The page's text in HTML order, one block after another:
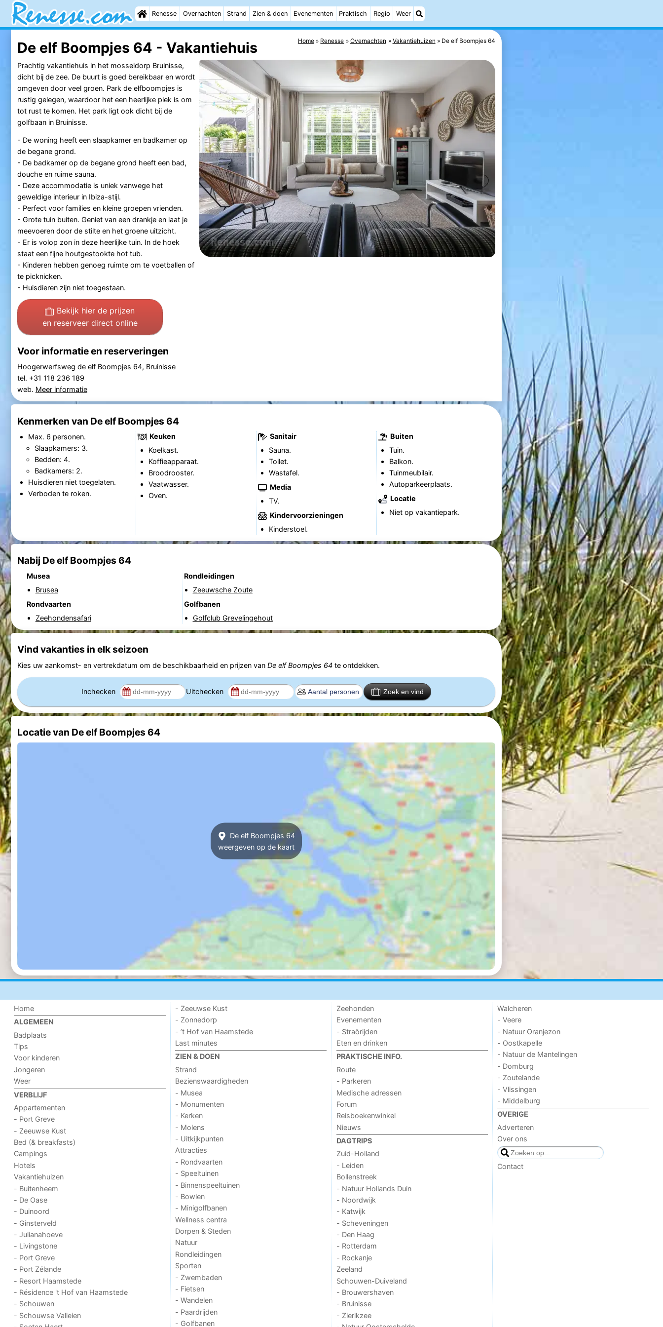
Renesse Overnachten Strand Zien & doen Evenementen Praktisch Regio Weer
Home Renesse Overnachten Vakantiehuizen De elf Boompjes 64
De elf Boompjes 64 - Vakantiehuis
Prachtig vakantiehuis in het mosseldorp Bruinisse,
dicht bij de zee. De buurt is goed bereikbaar en wordt
omgeven door veel groen. Park de elfboompjes is
rustig gelegen, waardoor het een heerlijke plek is om
tot rust te komen. Het park ligt ook dicht bij de
golfbaan in Bruinisse.
- De woning heeft een slaapkamer en badkamer op
de begane grond.
- De badkamer op de begane grond heeft een bad,
douche en ruime sauna.
- Deze accommodatie is uniek vanwege het
geweldige interieur in Ibiza-stijl.
- Perfect voor families en kleine groepen vrienden.
- Grote tuin buiten. Geniet van een drankje en laat je
meevoeren door de stilte en het groene uitzicht.
- Er is volop zon in deze heerlijke tuin. In de hoek
staat een fijne houtgestookte hot tub.
- Kinderen hebben genoeg ruimte om te voetballen of
te picknicken.
- Huisdieren zijn niet toegestaan.
Bekijk hier de prijzen
en reserveer direct online
Voor informatie en reserveringen
Hoogerwerfsweg de elf Boompjes 64, Bruinisse
tel. +31 118 236 189
web. Meer informatie
Kenmerken van De elf Boompjes 64
Max. 6 personen.
Slaapkamers: 3.
Bedden: 4.
Badkamers: 2.
Huisdieren niet toegelaten.
Verboden te roken.
Keuken
Koelkast.
Koffieapparaat.
Broodrooster.
Vaatwasser.
Oven.
Sanitair
Sauna.
Toilet.
Wastafel.
Media
TV.
Kindervoorzieningen
Kinderstoel.
Buiten
Tuin.
Balkon.
Tuinmeubilair.
Autoparkeerplaats.
Locatie
Niet op vakantiepark.
Nabij De elf Boompjes 64
Musea
Brusea
Rondvaarten
Zeehondensafari
Rondleidingen
Zeeuwsche Zoute
Golfbanen
Golfclub Grevelingehout
Vind vakanties in elk seizoen
Kies uw aankomst- en vertrekdatum om de beschikbaarheid en prijzen van De elf Boompjes 64te ontdekken.
Inchecken Uitchecken Zoek en vind
Locatie van De elf Boompjes 64
De elf Boompjes 64
weergeven op de kaart
Home
ALGEMEEN
Badplaats
Tips
Voor kinderen
Jongeren
Weer
VERBLIJF
Appartementen
- Port Greve
- Zeeuwse Kust
Bed (& breakfasts)
Campings
Hotels
Vakantiehuizen
- Buitenheem
- De Oase
- Duinoord
- Ginsterveld
- Julianahoeve
- Livingstone
- Port Greve
- Port Zélande
- Resort Haamstede
- Résidence 't Hof van Haamstede
- Schouwen
- Schouwse Valleien
- Zeeuwse Kust
- Zonnedorp
- ’t Hof van Haamstede
Last minutes
ZIEN & DOEN
Strand
Bezienswaardigheden
- Musea
- Monumenten
- Kerken
- Molens
- Uitkijkpunten
Attracties
- Rondvaarten
- Speeltuinen
- Binnenspeeltuinen
- Bowlen
- Minigolfbanen
Wellness centra
Dorpen & Steden
Natuur
Rondleidingen
Sporten
- Zwembaden
- Fietsen
- Wandelen
- Paardrijden
- Golfbanen
Zeehonden
Evenementen
- Straôrijden
Eten en drinken
PRAKTISCHE INFO.
Route
- Parkeren
Medische adressen
Forum
Reisboekenwinkel
Nieuws
DAGTRIPS
Zuid-Holland
- Leiden
Bollenstreek
- Natuur Hollands Duin
- Noordwijk
- Katwijk
- Scheveningen
- Den Haag
- Rotterdam
- Rockanje
Zeeland
Schouwen-Duiveland
- Brouwershaven
- Bruinisse
- Zierikzee
Walcheren
- Veere
- Natuur Oranjezon
- Oostkapelle
- Natuur de Mantelingen
- Domburg
- Zoutelande
- Vlissingen
- Middelburg
OVERIGE
Adverteren
Over ons
Contact